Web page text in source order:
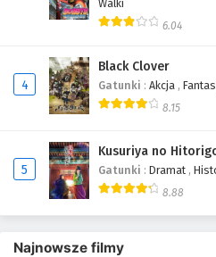
Walki
6.04
4
Black Clover
Gatunki : Akcja ,
8.15
5
Kusuriya no
Gatunki : Dramat ,
8.88
Najnowsze filmy